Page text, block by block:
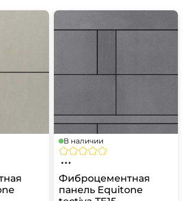
В наличии
Фиброцементная
панель Equitone